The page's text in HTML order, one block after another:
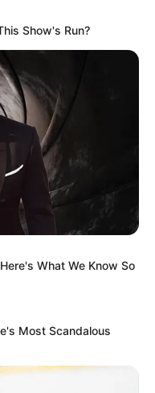
Show's Run?
What We Know So
Most Scandalous